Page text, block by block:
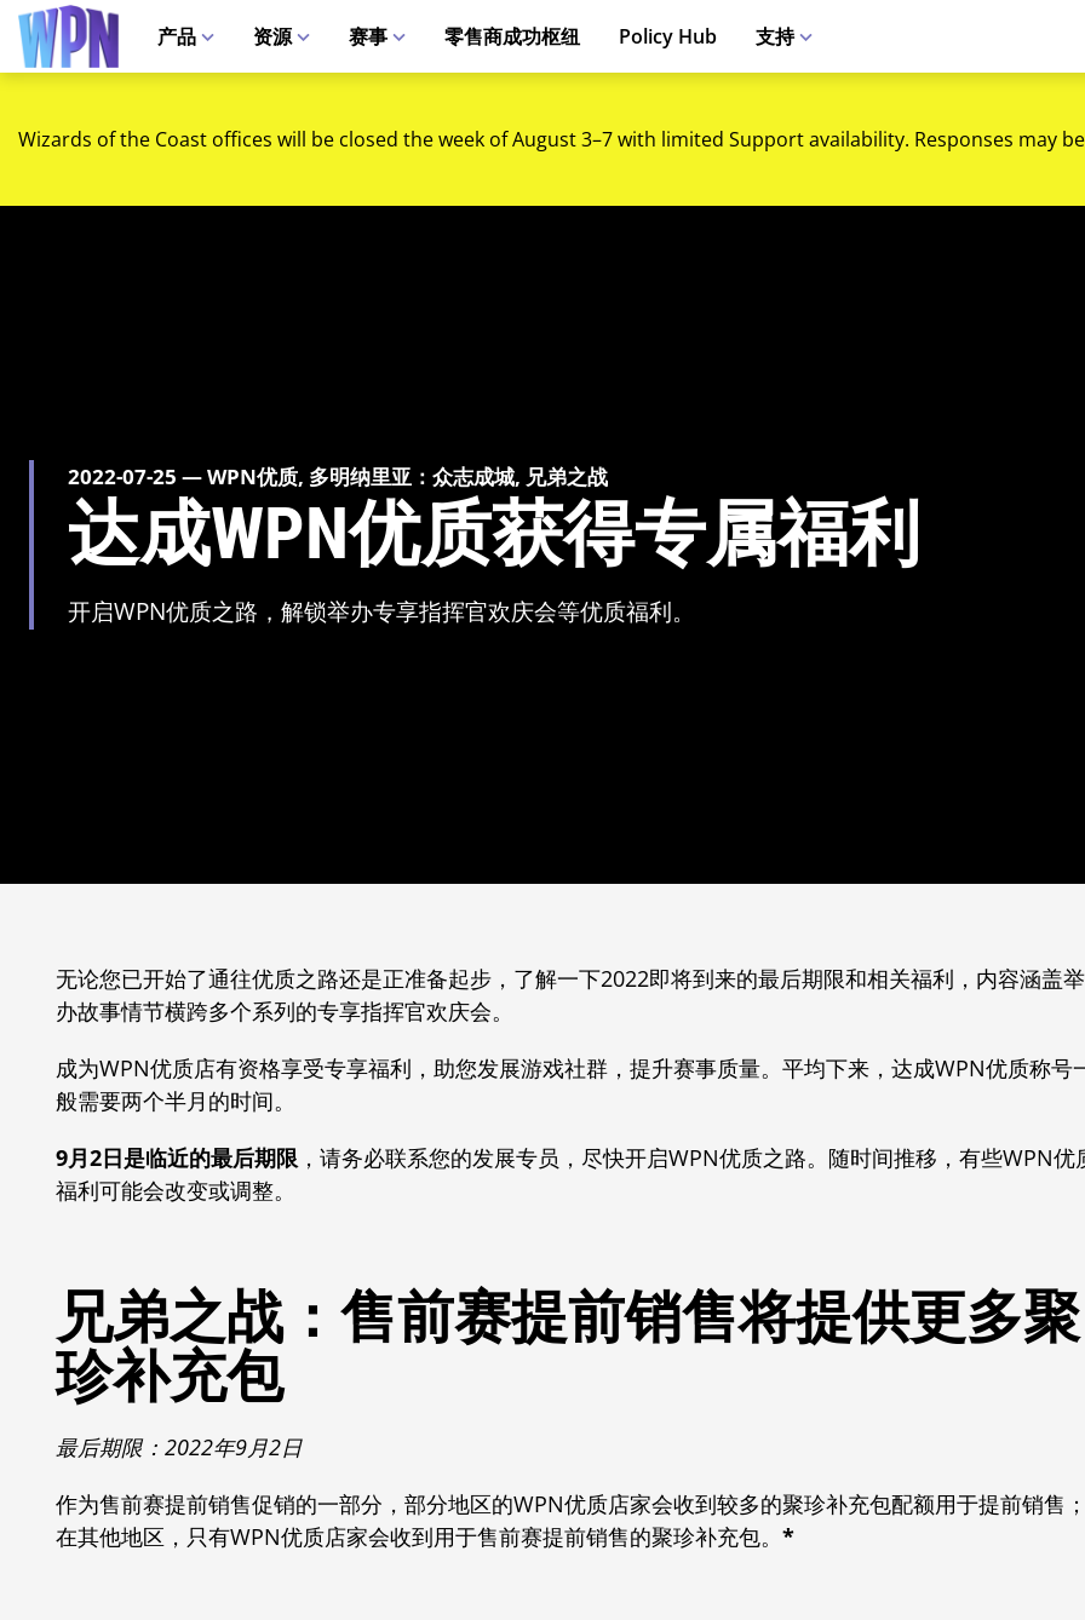
产品 资源 赛事 零售商成功枢纽 Policy Hub 支持
Wizards of the Coast offices will be closed the week of August 3–7 with limited Support availability. Responses may
2022-07-25 — WPN优质, 多明纳里亚：众志成城, 兄弟之战
达成WPN优质获得专属福利
开启WPN优质之路，解锁举办专享指挥官欢庆会等优质福利。
无论您已开始了通往优质之路还是正准备起步，了解一下2022即将到来的最后期限和相关福利，内容涵盖举
办故事情节横跨多个系列的专享指挥官欢庆会。
成为WPN优质店有资格享受专享福利，助您发展游戏社群，提升赛事质量。平均下来，达成WPN优质称号
般需要两个半月的时间。
9月2日是临近的最后期限，请务必联系您的发展专员，尽快开启WPN优质之路。随时间推移，有些WPN优
福利可能会改变或调整。
兄弟之战：售前赛提前销售将提供更多聚
珍补充包
最后期限：2022年9月2日
作为售前赛提前销售促销的一部分，部分地区的WPN优质店家会收到较多的聚珍补充包配额用于提前销售；
在其他地区，只有WPN优质店家会收到用于售前赛提前销售的聚珍补充包。 *